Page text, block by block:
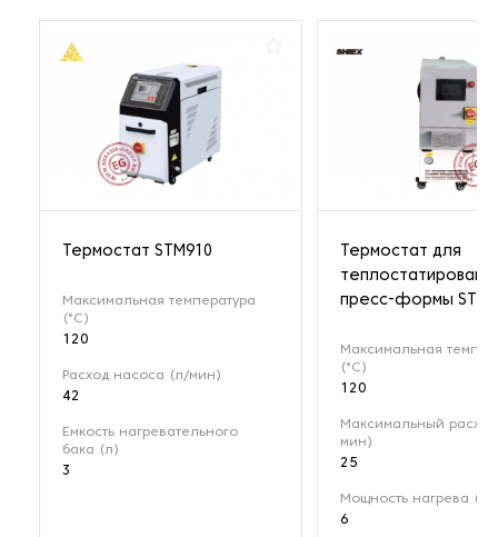
Термостат STM910
Максимальная температура
(°C)
120
Расход насоса (л/мин)
42
Емкость нагревательного
бака (л)
3
Термостат для
пресс-формы STM-
Максимальная
(°C)
120
Максимальный
мин)
25
Мощность нагрева
6